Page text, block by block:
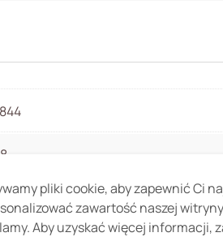
pliki cookie, aby zapewnić Ci
zawartość naszej
Aby uzyskać więcej informacji,